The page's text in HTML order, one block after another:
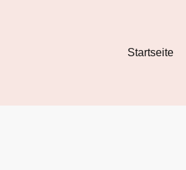
Startseite